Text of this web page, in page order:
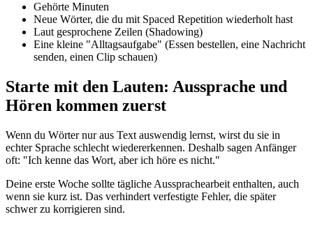
Gehörte Minuten
Neue Wörter, die du mit Spaced Repetition wiederholt hast
Laut gesprochene Zeilen (Shadowing)
Eine kleine "Alltagsaufgabe" (Essen bestellen, eine Nachricht
senden, einen Clip schauen)
Starte mit den Lauten: Aussprache und
Hören kommen zuerst
Wenn du Wörter nur aus Text auswendig lernst, wirst du sie in
echter Sprache schlecht wiedererkennen. Deshalb sagen Anfänger
oft: "Ich kenne das Wort, aber ich höre es nicht."
Deine erste Woche sollte tägliche Aussprachearbeit enthalten, auch
wenn sie kurz ist. Das verhindert verfestigte Fehler, die später
schwer zu korrigieren sind.